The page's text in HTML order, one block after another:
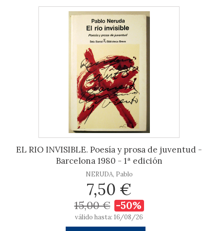
EL RIO INVISIBLE. Poesía y prosa de juventud -
Barcelona 1980 - 1ª edición
NERUDA, Pablo
7,50 €
15,00 € -50%
válido hasta: 16/08/26